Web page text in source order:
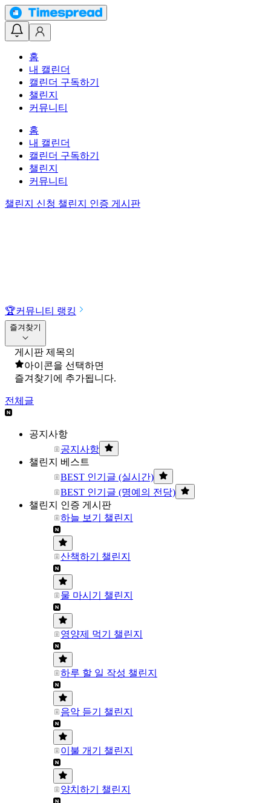
홈
내 캘린더
캘린더 구독하기
챌린지
커뮤니티
홈
내 캘린더
캘린더 구독하기
챌린지
커뮤니티
챌린지 신청 챌린지 인증 게시판
🏆커뮤니티 랭킹
즐겨찾기
게시판 제목의
아이콘을 선택하면
즐겨찾기에 추가됩니다.
전체글
공지사항
공지사항
챌린지 베스트
BEST 인기글 (실시간)
BEST 인기글 (명예의 전당)
챌린지 인증 게시판
하늘 보기 챌린지
산책하기 챌린지
물 마시기 챌린지
영양제 먹기 챌린지
하루 할 일 작성 챌린지
음악 듣기 챌린지
이불 개기 챌린지
양치하기 챌린지